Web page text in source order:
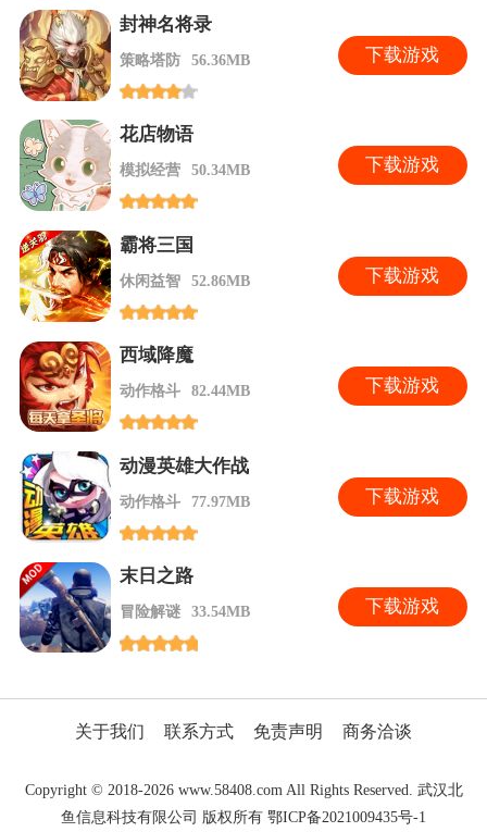
封神名将录
策略塔防 56.36MB 下载游戏
花店物语
模拟经营 50.34MB 下载游戏
霸将三国
休闲益智 52.86MB 下载游戏
西域降魔
动作格斗 82.44MB 下载游戏
动漫英雄大作战
动作格斗 77.97MB 下载游戏
末日之路
冒险解谜 33.54MB 下载游戏
关于我们 联系方式 免责声明 商务洽谈
Copyright © 2018-2026 www.58408.com All Rights Reserved. 武汉北
鱼信息科技有限公司 版权所有 鄂ICP备2021009435号-1